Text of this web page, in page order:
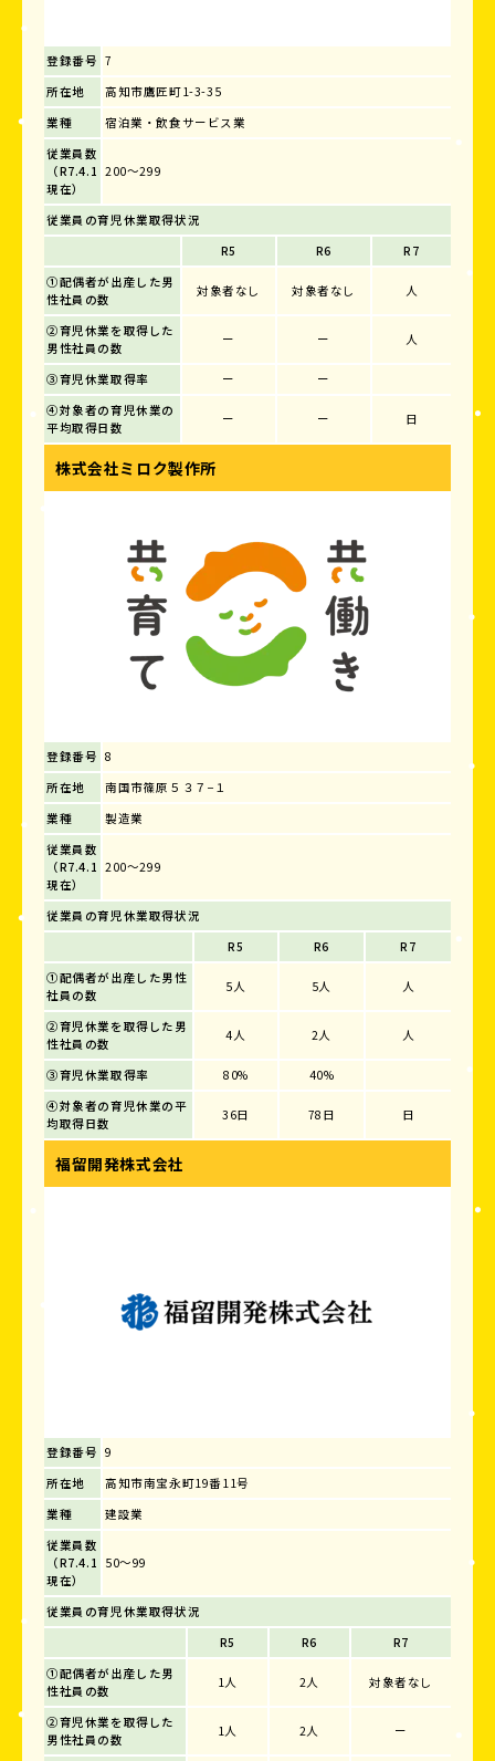
登録番号 7
所在地
高知市鷹匠町1-3-35
業種
宿泊業・飲食サービス業
従業員数
（R7.4.1
現在）
200～299
従業員の育児休業取得状況
R5
R6
R7
①配偶者が出産した男
性社員の数
対象者なし 対象者なし 人
②育児休業を取得した
男性社員の数
ー ー 人
③育児休業取得率 ー
ー
④対象者の育児休業の
平均取得日数
ー ー 日
株式会社ミロク製作所
登録番号 8
所在地
南国市篠原５３７−１
業種
製造業
従業員数
（R7.4.1
現在）
200～299
従業員の育児休業取得状況
R5
R6
R7
①配偶者が出産した男性
社員の数
5人 5人 人
②育児休業を取得した男
性社員の数
4人 2人 人
③育児休業取得率 80%
40%
④対象者の育児休業の平
均取得日数
36日 78日 日
福留開発株式会社
登録番号 9
所在地
高知市南宝永町19番11号
業種
建設業
従業員数
（R7.4.1
現在）
50～99
従業員の育児休業取得状況
R5
R6
R7
①配偶者が出産した男
性社員の数
1人 2人 対象者なし
②育児休業を取得した
男性社員の数
1人 2人 ー